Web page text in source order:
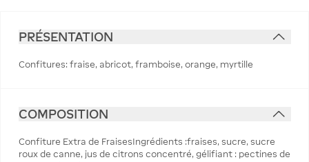
PRÉSENTATION
Confitures: fraise, abricot, framboise, orange, myrtille
COMPOSITION
Confiture Extra de FraisesIngrédients :fraises, sucre, sucre
roux de canne, jus de citrons concentré, gélifiant : pectines de